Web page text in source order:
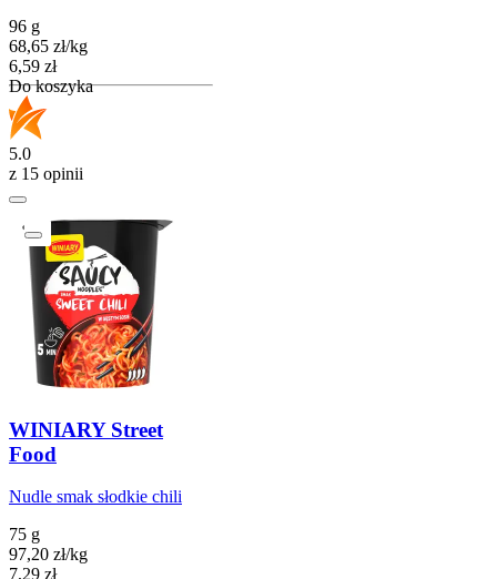
96 g
68,65 zł/kg
Cena
6,59 zł
Do koszyka
5.0
z 15 opinii
WINIARY Street
Food
Nudle smak słodkie chili
75 g
97,20 zł/kg
Cena
7,29 zł